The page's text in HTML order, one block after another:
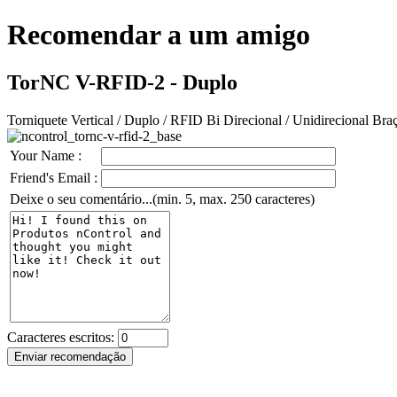
Recomendar a um amigo
TorNC V-RFID-2 - Duplo
Torniquete Vertical / Duplo / RFID Bi Direcional / Unidirecional
Your Name :
Friend's Email :
Deixe o seu comentário...(min. 5, max. 250 caracteres)
Caracteres escritos: